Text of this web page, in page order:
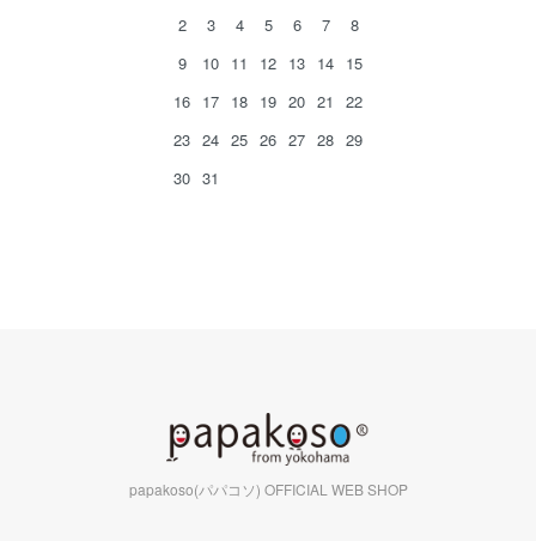
2
3 4 5 6 7
8
9
10 11 12 13 14 15
16 17 18 19 20 21
22
23 24 25 26 27 28 29
30 31
papakoso(パパコソ) OFFICIAL WEB SHOP